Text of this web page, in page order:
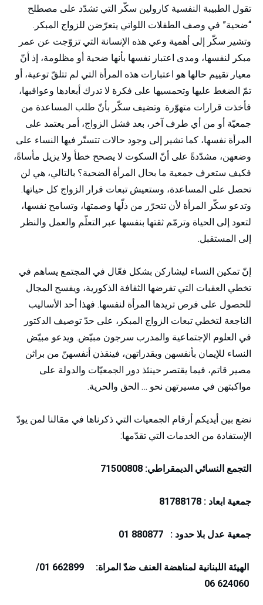
تقول الطبيبة النفسية كارولين سكّر التي تشدّد على مصطلح
“ضحية” في وصف الطفلات اللواتي يتعرّضن للزواج المبكر.
وتشير سكّر إلى أهمية وعي هذه الإنسانة التي تزوّجت عن عمر
مبكر لنفسها، ومدى اعتبار نفسها بأنها ضحية أو مظلومة، إذ أنّ
معيار تقييم حالها هو اعتبارات هذه المرأة التي لم تتلقّ توعية، أو
تمّ الضغط عليها وتحمسيها على فكرة لا تدرك أبعادها وعواقبها،
فأخذت قرارات متهوّرة. وتضيف سكّر بأنّ طلب المساعدة من
جمعيّة أو من أي طرف آخر، بعد فشل الزواج، أمر يعتمد على
المرأة نفسها، كما تشير إلى وجود حالات تتستّر فيها النساء على
وضعهن، مشدّدةً على أنّ السكوت لا يصحح خطأ ولا يزيل مأساةً،
فكيف ستعرف جمعية ما بحال المرأة الضحية؟ بالتالي، هي لن
تحصل على المساعدة، وستعيش تبعات قرار الزواج كل حياتها.
وتدعو سكّر المرأة لأن تتحرّر من ذلّها وصمتها، وتسامح نفسها،
لتعود إلى الحياة وترمّم ثقتها بنفسها عبر التعلّم والعمل والنظر
إلى المستقبل.
إنّ تمكين النساء ليشاركن بشكل فعّال في المجتمع يساهم في
تخطي العقبات التي تفرضها الثقافة الذكورية، ويفسح المجال
للحصول على فرص تريدها المرأة لنفسها. فهذا أحد الأساليب
الناجعة لتخطي تبعات الزواج المبكر، على حدّ توصيف الدكتور
في العلوم الإجتماعية والمدرب سرجون مبيّض. ويدعو مبيّض
النساء للإيمان بأنفسهن وبقدراتهن، فينقذن أنفسهنّ من براثن
مصير قاتم، فيما يقتصر حينئذ دور الجمعيّات والدولة على
مواكبتهن في مسيرتهن نحو … الحق والحرية.
نضع بين أيديكم أرقام الجمعيات التي ذكرناها في مقالنا لمن يودّ
الإستفادة من الخدمات التي تقدّمها:
التجمع النسائي الديمقراطي: 71500808
جمعية ابعاد : 81788178
جمعية عدل بلا حدود : 880877 01
الهيئة اللبنانية لمناهضة العنف ضدّ المراة: 662899 01/